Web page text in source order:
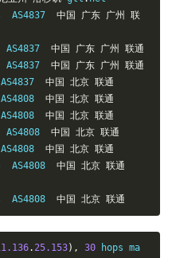
AS4837 中国 广东 广州
联
AS4837 中国 广东 广州
联通
AS4837 中国 广东 广州
联通
中国 北京 联通
中国 北京 联通
中国 北京 联通
AS4808 中国 北京 联通
中国 北京 联通
AS4808 中国 北京 联通
AS4808 中国 北京 联通
.25.153), 30 hops ma